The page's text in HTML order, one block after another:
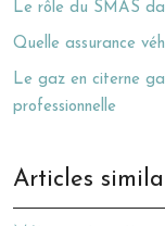
Le rôle du SMAS
Quelle assurance
Le gaz en citerne
professionnelle
Articles